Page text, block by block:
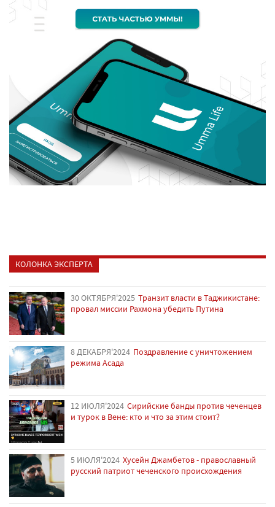
КОЛОНКА ЭКСПЕРТА
30 ОКТЯБРЯ'2025 Транзит власти в Таджикистане:
провал миссии Рахмона убедить Путина
8 ДЕКАБРЯ'2024 Поздравление с уничтожением
режима Асада
12 ИЮЛЯ'2024 Сирийские банды против чеченцев
и турок в Вене: кто и что за этим стоит?
5 ИЮЛЯ'2024 Хусейн Джамбетов - православный
русский патриот чеченского происхождения